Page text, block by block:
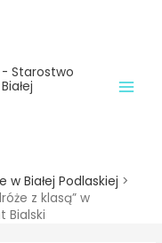
- Starostwo
Białej Podlaskiej >
z klasą” w
Bialski